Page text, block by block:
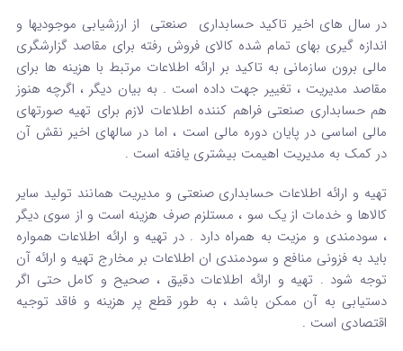
در سال های اخیر تاکید حسابداری صنعتی از ارزشیابی موجودیها و
اندازه گیری بهای تمام شده کالای فروش رفته برای مقاصد گزارشگری
مالی برون سازمانی به تاکید بر ارائه اطلاعات مرتبط با هزینه ها برای
مقاصد مدیریت ، تغییر جهت داده است . به بیان دیگر ، اگرچه هنوز
هم حسابداری صنعتی فراهم کننده اطلاعات لازم برای تهیه صورتهای
مالی اساسی در پایان دوره مالی است ، اما در سالهای اخیر نقش آن
در کمک به مدیریت اهیمت بیشتری یافته است .
تهیه و ارائه اطلاعات حسابداری صنعتی و مدیریت همانند تولید سایر
کالاها و خدمات از یک سو ، مستلزم صرف هزینه است و از سوی دیگر
، سودمندی و مزیت به همراه دارد . در تهیه و ارائه اطلاعات همواره
باید به فزونی منافع و سودمندی ان اطلاعات بر مخارج تهیه و ارائه آن
توجه شود . تهیه و ارائه اطلاعات دقیق ، صحیح و کامل حتی اگر
دستیابی به آن ممکن باشد ، به طور قطع پر هزینه و فاقد توجیه
اقتصادی است .